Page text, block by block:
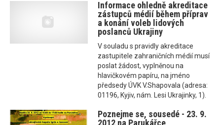
Informace ohledně akreditace
zástupců médií během příprav
a konání voleb lidových
poslanců Ukrajiny
V souladu s pravidly akreditace
zastupitele zahraničních médií musí
poslat žádost, vyplněnou na
hlavičkovém papíru, na jméno
předsedy ÚVK V.Shapovala (adresa:
01196, Kyjiv, nám. Lesi Ukrajinky, 1).
Poznejme se, sousedé - 23. 9.